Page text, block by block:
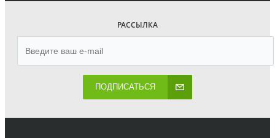
РАССЫЛКА
ПОДПИСАТЬСЯ